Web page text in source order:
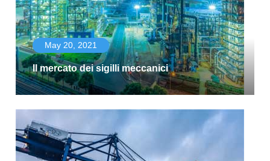
May 20, 2021
Il mercato dei sigilli meccanici